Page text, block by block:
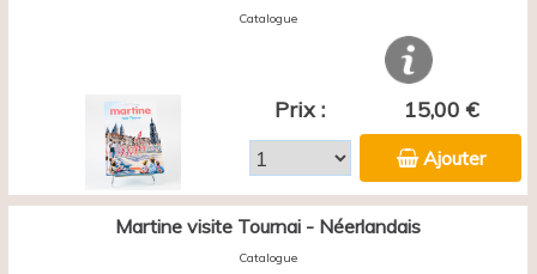
Catalogue
Prix : 15,00 €
Ajouter
Martine visite Tournai - Néerlandais
Catalogue